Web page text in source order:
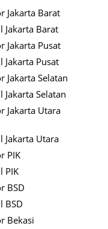
Jakarta Barat
Jakarta Barat
Jakarta Pusat
Jakarta Pusat
Jakarta Selatan
Jakarta Selatan
Jakarta Utara
Jakarta Utara
PIK
PIK
BSD
BSD
Bekasi